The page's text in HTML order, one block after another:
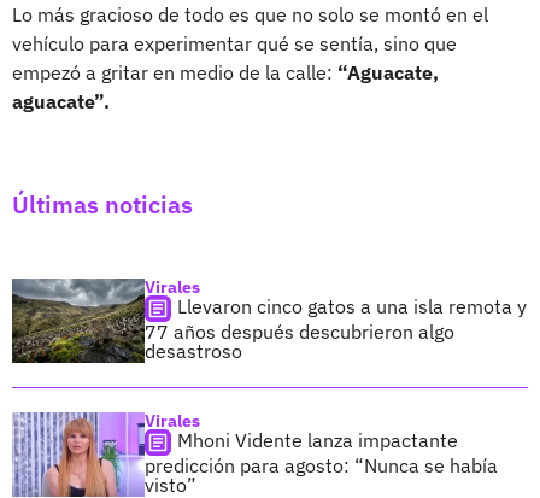
Lo más gracioso de todo es que no solo se montó en el
vehículo para experimentar qué se sentía, sino que
empezó a gritar en medio de la calle: “Aguacate,
aguacate”.
Últimas noticias
Virales
Llevaron cinco gatos a una isla remota y
77 años después descubrieron algo
desastroso
Virales
Mhoni Vidente lanza impactante
predicción para agosto: “Nunca se había
visto”